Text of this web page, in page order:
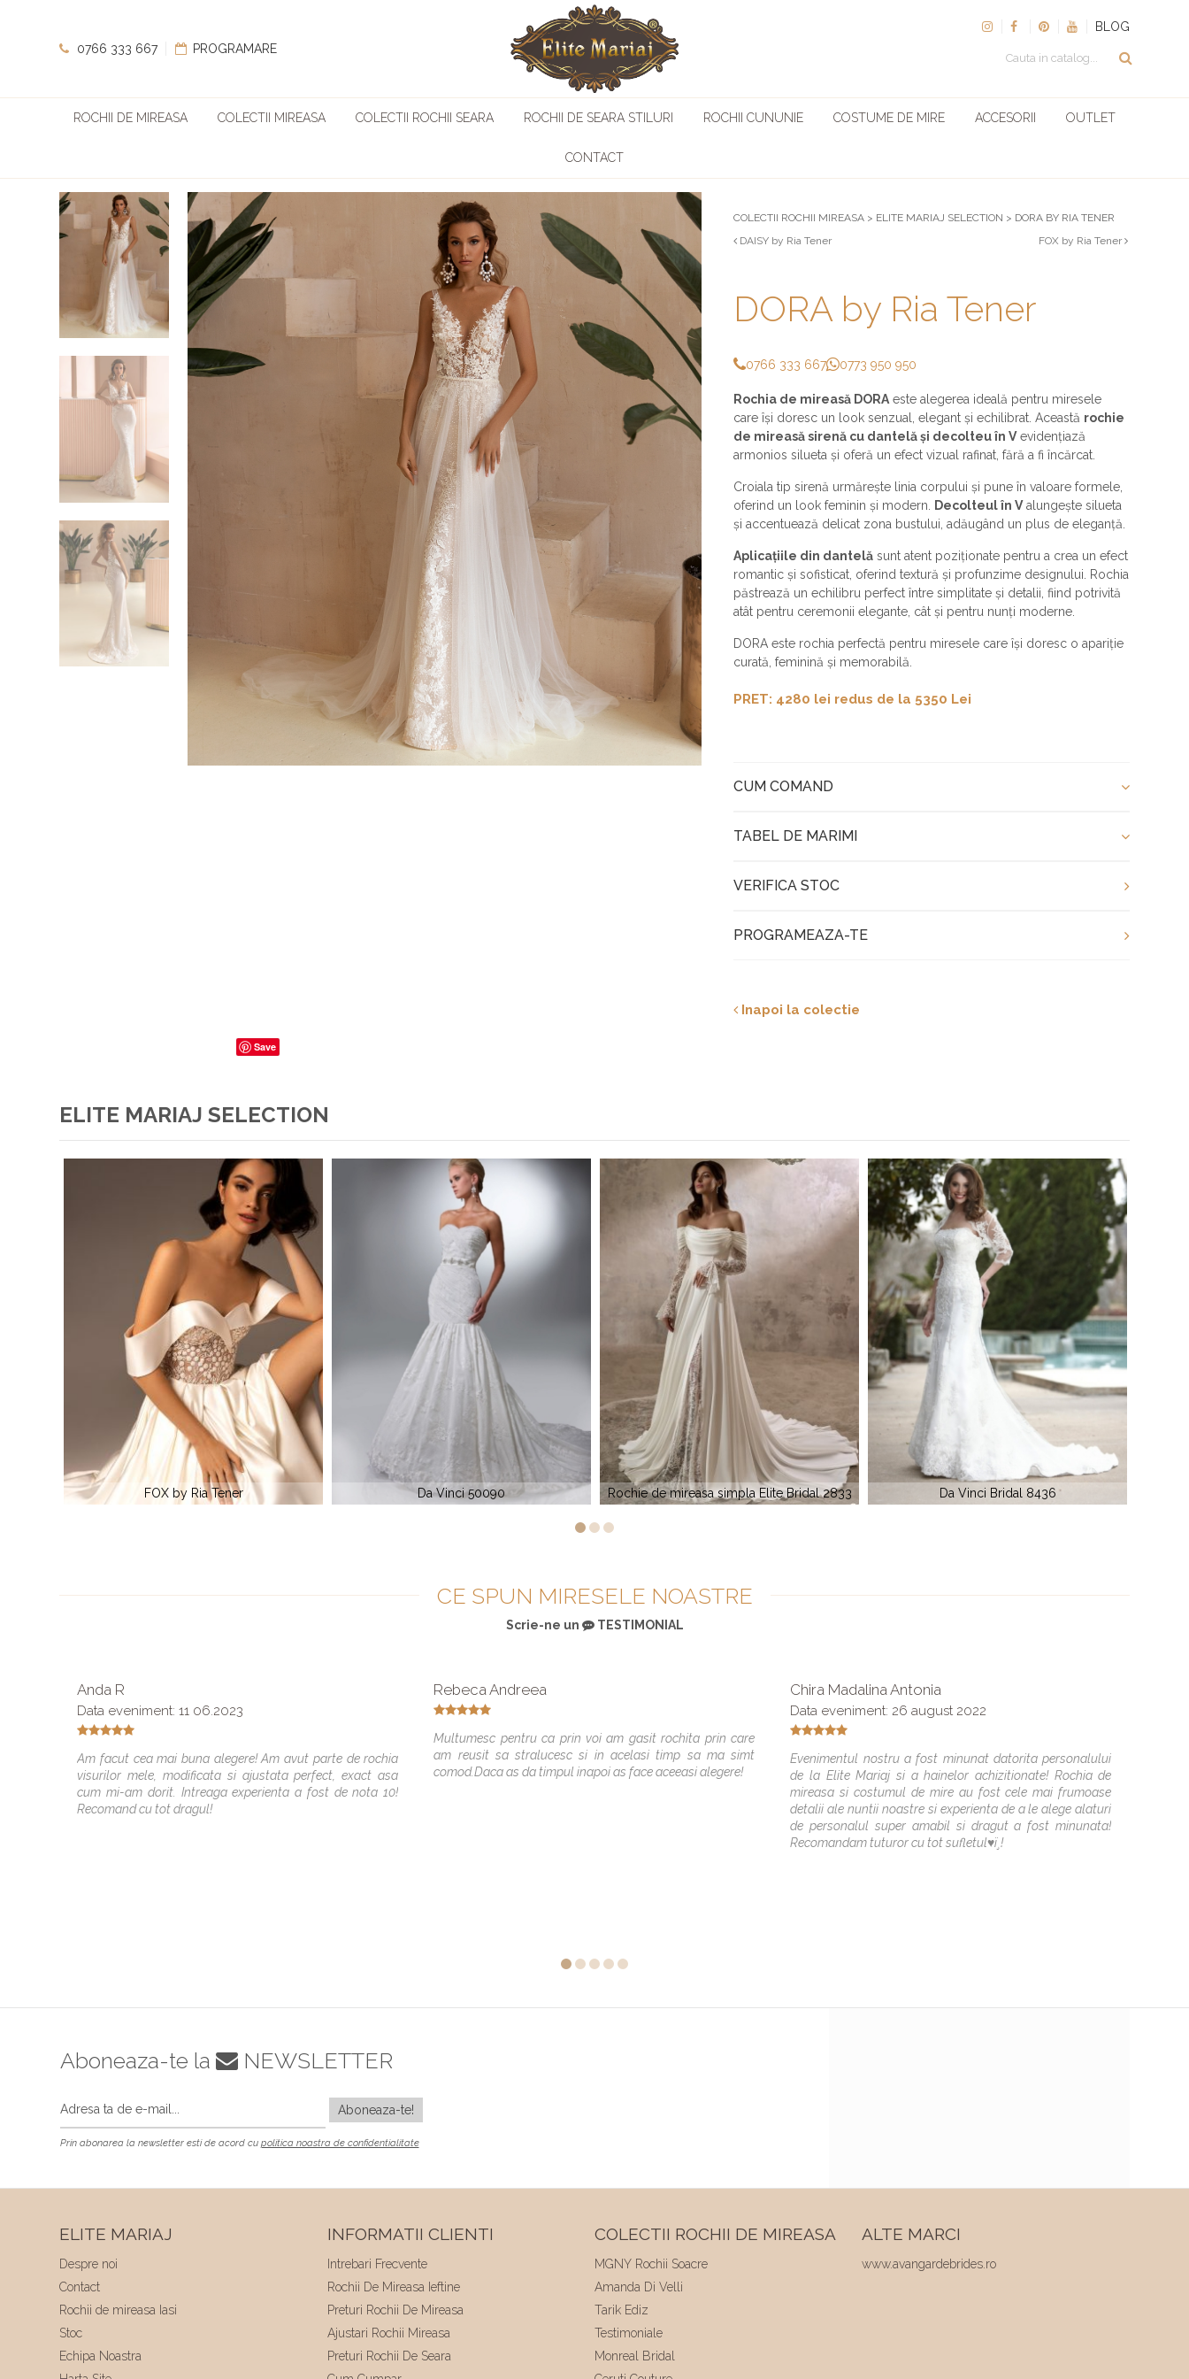
0766 333 667 PROGRAMARE
BLOG
ROCHII DE MIREASA COLECTII MIREASA COLECTII ROCHII SEARA ROCHII DE SEARA STILURI ROCHII CUNUNIE COSTUME DE MIRE ACCESORII OUTLET
CONTACT
COLECTII ROCHII MIREASA > ELITE MARIAJ SELECTION > DORA BY RIA TENER
DAISY by Ria Tener
FOX by Ria Tener
DORA by Ria Tener
0766 333 667 0773 950 950
Rochia de mireasă DORA este alegerea ideală pentru miresele
care își doresc un look senzual, elegant și echilibrat. Această rochie
de mireasă sirenă cu dantelă și decolteu în Vevidențiază
armonios silueta și oferă un efect vizual rafinat, fără a fi încărcat.
Croiala tip sirenă urmărește linia corpului și pune în valoare formele,
oferind un look feminin și modern.
Decolteul în Valungește silueta
și accentuează delicat zona bustului, adăugând un plus de eleganță.
Aplicațiile din dantelă sunt atent poziționate pentru a crea un efect
romantic și sofisticat, oferind textură și profunzime designului. Rochia
păstrează un echilibru perfect între simplitate și detalii, fiind potrivită
atât pentru ceremonii elegante, cât și pentru nunți moderne.
DORA este rochia perfectă pentru miresele care își doresc o apariție
curată, feminină și memorabilă.
PRET: 4280 lei redus de la 5350 Lei
CUM COMAND
TABEL DE MARIMI
VERIFICA STOC
PROGRAMEAZA-TE
Inapoi la colectie
Save
ELITE MARIAJ SELECTION
Da Vinci 50090 Rochie de mireasa simpla Elite Bridal 2833 Da Vinci Bridal 8436 Impression Bridal 10171
CE SPUN MIRESELE NOASTRE
Scrie-ne un TESTIMONIAL
Anda R
Data eveniment: 11 06.2023
Am facut cea mai buna alegere! Am avut parte de rochia
visurilor mele, modificata si ajustata perfect, exact asa
cum mi-am dorit. Intreaga experienta a fost de nota 10!
Recomand cu tot dragul!
Rebeca Andreea
Multumesc pentru ca prin voi am gasit rochita prin care
am reusit sa stralucesc si in acelasi timp sa ma simt
comod.Daca as da timpul inapoi as face aceeasi alegere!
Chira Madalina Antonia
Data eveniment: 26 august 2022
Evenimentul nostru a fost minunat datorita personalului
de la Elite Mariaj si a hainelor achizitionate! Rochia de
mireasa si costumul de mire au fost cele mai frumoase
detalii ale nuntii noastre si experienta de a le alege alaturi
de personalul super amabil si dragut a fost minunata!
Recomandam tuturor cu tot sufletul♥ï¸!
Aboneaza-te la NEWSLETTER
Prin abonarea la newsletter esti de acord cu politica noastra de confidentialitate
ELITE MARIAJ
Despre noi
Contact
Rochii de mireasa Iasi
Stoc
Echipa Noastra
INFORMATII CLIENTI
Intrebari Frecvente
Rochii De Mireasa Ieftine
Preturi Rochii De Mireasa
Ajustari Rochii Mireasa
Preturi Rochii De Seara
COLECTII ROCHII DE MIREASA
MGNY Rochii Soacre
Amanda Di Velli
Tarik Ediz
Testimoniale
Monreal Bridal
ALTE MARCI
www.avangardebrides.ro